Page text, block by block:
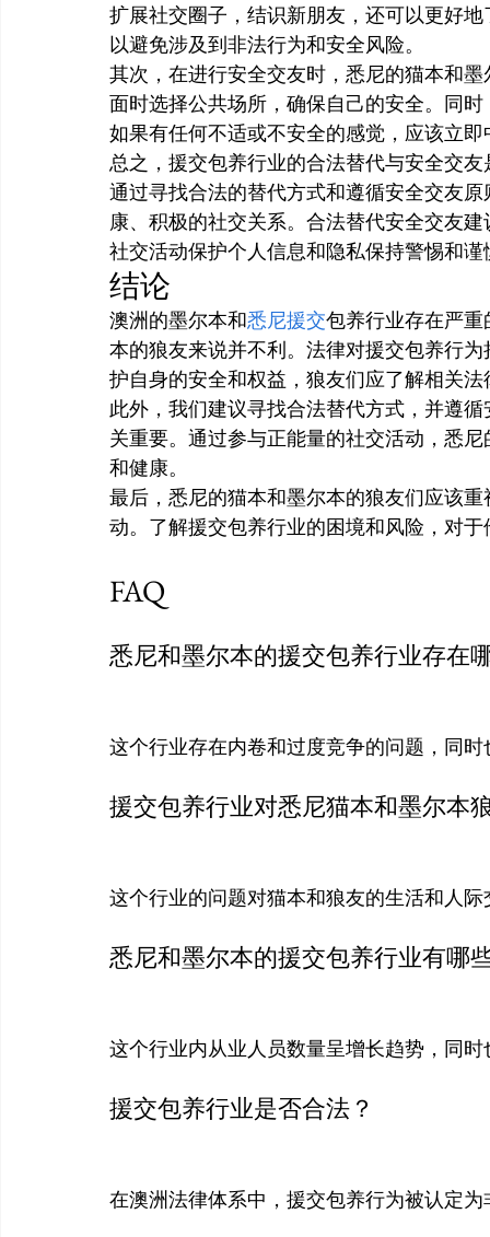
扩展社交圈子，结识新朋友，还可以更好
以避免涉及到非法行为和安全风险。
其次，在进行安全交友时，悉尼的猫本和
面时选择公共场所，确保自己的安全。同
如果有任何不适或不安全的感觉，应该立
总之，援交包养行业的合法替代与安全交
通过寻找合法的替代方式和遵循安全交友
康、积极的社交关系。合法替代安全交友
社交活动保护个人信息和隐私保持警惕和谨
结论
澳洲的墨尔本和悉尼援交包养行业存在严
本的狼友来说并不利。法律对援交包养行
护自身的安全和权益，狼友们应了解相关
此外，我们建议寻找合法替代方式，并遵
关重要。通过参与正能量的社交活动，悉
和健康。
最后，悉尼的猫本和墨尔本的狼友们应该
动。了解援交包养行业的困境和风险，对
FAQ
悉尼和墨尔本的援交包养行业存在
这个行业存在内卷和过度竞争的问题，同
援交包养行业对悉尼猫本和墨尔本
这个行业的问题对猫本和狼友的生活和人
悉尼和墨尔本的援交包养行业有哪
这个行业内从业人员数量呈增长趋势，同
援交包养行业是否合法？
在澳洲法律体系中，援交包养行为被认定为